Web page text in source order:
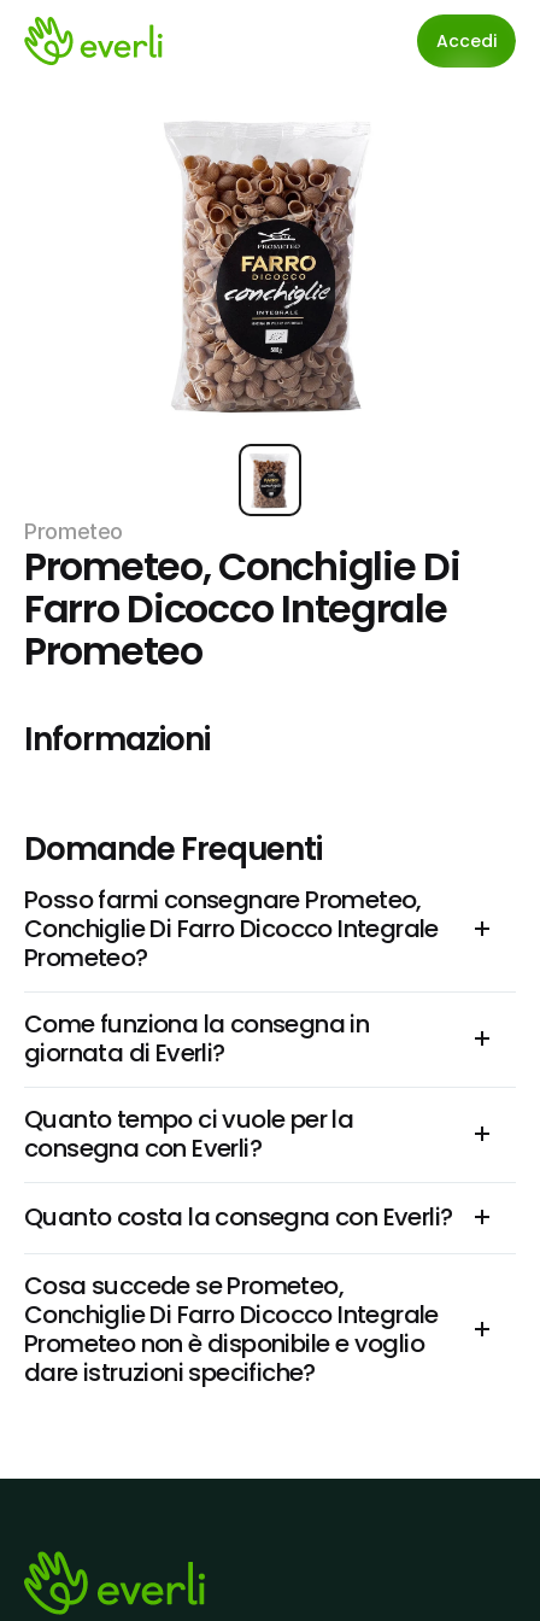
Accedi
Prometeo
Prometeo, Conchiglie Di
Farro Dicocco Integrale
Prometeo
Informazioni
Domande Frequenti
Posso farmi consegnare Prometeo,
Conchiglie Di Farro Dicocco Integrale
Prometeo?
Come funziona la consegna in
giornata di Everli?
Quanto tempo ci vuole per la
consegna con Everli?
Quanto costa la consegna con Everli?
Cosa succede se Prometeo,
Conchiglie Di Farro Dicocco Integrale
Prometeo non è disponibile e voglio
dare istruzioni specifiche?